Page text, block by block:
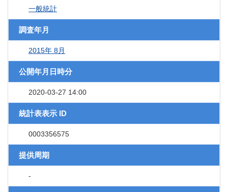
一般統計
調査年月
2015年 8月
公開年月日時分
2020-03-27 14:00
統計表表示 ID
0003356575
提供周期
-